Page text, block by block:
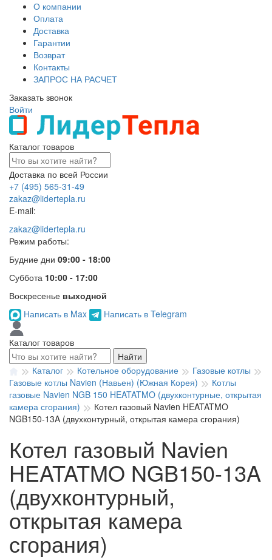
О компании
Оплата
Доставка
Гарантии
Возврат
Контакты
ЗАПРОС НА РАСЧЕТ
Заказать звонок
Войти
Каталог товаров
Доставка по всей России
+7 (495) 565-31-49
zakaz@lidertepla.ru
E-mail:
zakaz@lidertepla.ru
Режим работы:
Будние дни 09:00 - 18:00
Суббота 10:00 - 17:00
Воскресенье выходной
Написать в Max
Написать в Telegram
Каталог товаров
Найти
Каталог
Котельное оборудование
Газовые котлы
Газовые котлы Navien (Навьен) (Южная Корея)
Котлы
газовые Navien NGB 150 HEATATMO (двухконтурные, открытая
камера сгорания)
Котел газовый Navien HEATATMO
NGB150-13A (двухконтурный, открытая камера сгорания)
Котел газовый Navien
HEATATMO NGB150-13A
(двухконтурный,
открытая камера
сгорания)